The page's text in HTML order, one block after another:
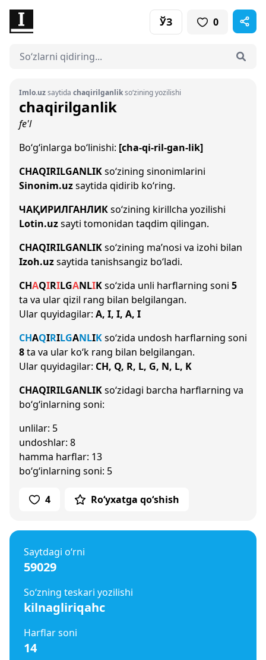
ЎЗ 0
Imlo.uzsaytida chaqirilganlikso‘zining yozilishi
chaqirilganlik
fe'l
Bo‘g‘inlarga bo‘linishi: [cha-qi-ril-gan-lik]
CHAQIRILGANLIKso‘zining sinonimlarini
Sinonim.uzsaytida qidirib ko‘ring.
ЧАҚИРИЛГАНЛИКso‘zining kirillcha yozilishi
Lotin.uzsayti tomonidan taqdim qilingan.
CHAQIRILGANLIKso‘zining ma’nosi va izohi bilan
Izoh.uzsaytida tanishsangiz bo‘ladi.
CHAQIRILGANLIKso‘zida unli harflarning soni 5
ta va ular qizil rang bilan belgilangan.
Ular quyidagilar: A, I, I, A, I
CHAQIRILGANLIKso‘zida undosh harflarning soni
8ta va ular ko‘k rang bilan belgilangan.
Ular quyidagilar: CH, Q, R, L, G, N, L, K
CHAQIRILGANLIKso‘zidagi barcha harflarning va
bo‘g‘inlarning soni:
unlilar: 5
undoshlar: 8
hamma harflar: 13
bo‘g‘inlarning soni: 5
4 Ro‘yxatga qo‘shish
Saytdagi o‘rni
59029
So‘zning teskari yozilishi
kilnagliriqahc
Harflar soni
14